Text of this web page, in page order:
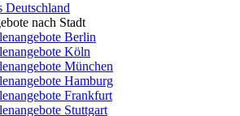
Deutschland
nach Stadt
Berlin
Köln
München
Hamburg
Frankfurt
Stuttgart